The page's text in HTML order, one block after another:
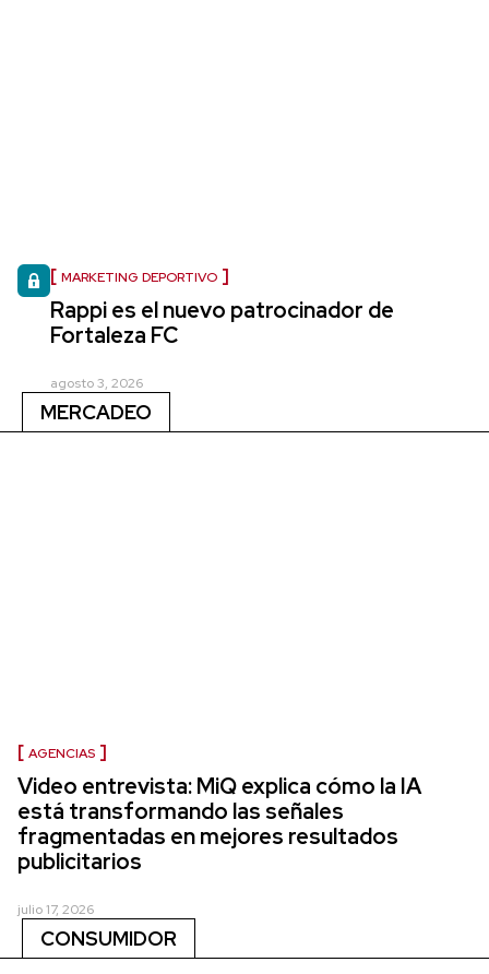
MARKETING DEPORTIVO
Rappi es el nuevo patrocinador de
Fortaleza FC
agosto 3, 2026
MERCADEO
AGENCIAS
Video entrevista: MiQ explica cómo la IA
está transformando las señales
fragmentadas en mejores resultados
publicitarios
julio 17, 2026
CONSUMIDOR